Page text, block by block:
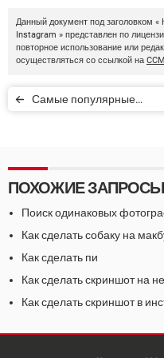
Данный документ под заголовком
Instagram » представлен по
повторное использование или
осуществляться со ссылкой на CCM
Самые популярные
ПОХОЖИЕ ЗАПРОСЫ
Поиск одинаковых
Как сделать собаку на
Как сделать пи
Как сделать скриншот на
Как сделать скриншот в